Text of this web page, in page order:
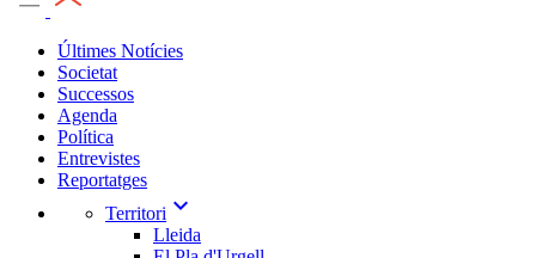
Últimes Notícies
Societat
Successos
Agenda
Política
Entrevistes
Reportatges
Territori expand_more
Lleida